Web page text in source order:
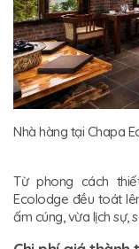
Nhà hàng tại Chapa
Từ phong cách
Ecolodge đều toát
ấm cúng, vừa lịch sự,